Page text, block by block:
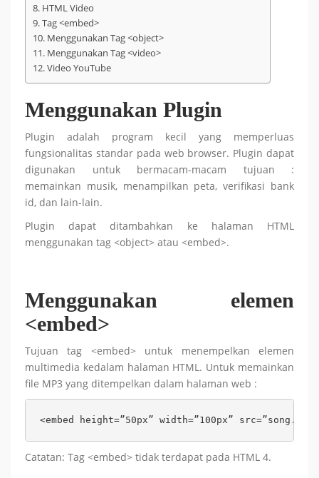
HTML Video
Tag <embed>
Menggunakan Tag <object>
Menggunakan Tag <video>
Video YouTube
Menggunakan Plugin
Plugin adalah program kecil yang memperluas
fungsionalitas standar pada web browser. Plugin dapat
digunakan untuk bermacam-macam tujuan :
memainkan musik, menampilkan peta, verifikasi bank
id, dan lain-lain.
Plugin dapat ditambahkan ke halaman HTML
menggunakan tag <object> atau <embed>.
Menggunakan elemen
<embed>
Tujuan tag <embed> untuk menempelkan elemen
multimedia kedalam halaman HTML. Untuk memainkan
file MP3 yang ditempelkan dalam halaman web :
<embed height=”50px” width=”100px”
Catatan: Tag <embed> tidak terdapat pada HTML 4.